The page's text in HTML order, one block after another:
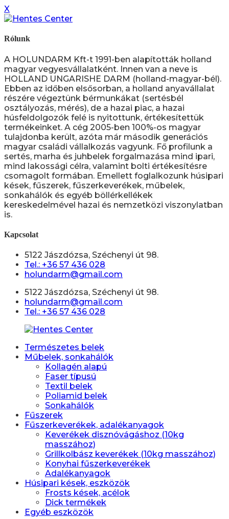
X
Rólunk
A HOLUNDARM Kft-t 1991-ben alapították holland
magyar vegyesvállalatként. Innen van a neve is
HOLLAND UNGARISHE DARM (holland-magyar-bél).
Ebben az időben elsősorban, a holland anyavállalat
részére végeztünk bérmunkákat (sertésbél
osztályozás, mérés), de a hazai piac, a hazai
húsfeldolgozók felé is nyitottunk, értékesítettük
termékeinket. A cég 2005-ben 100%-os magyar
tulajdonba került, azóta már második generációs
magyar családi vállalkozás vagyunk. Fő profilunk a
sertés, marha és juhbelek forgalmazása mind ipari,
mind lakossági célra, valamint bolti értékesítésre
csomagolt formában. Emellett foglalkozunk húsipari
kések, fűszerek, fűszerkeverékek, műbelek,
sonkahálók és egyéb böllérkellékek
kereskedelmével hazai és nemzetközi viszonylatban
is.
Kapcsolat
5122 Jászdózsa, Széchenyi út 98.
Tel.: +36 57 436 028
holundarm@gmail.com
5122 Jászdózsa, Széchenyi út 98.
holundarm@gmail.com
Tel.: +36 57 436 028
Természetes belek
Műbelek, sonkahálók
Kollagén alapú
Faser típusú
Textil belek
Poliamid belek
Sonkahálók
Fűszerek
Fűszerkeverékek, adalékanyagok
Keverékek disznóvágáshoz (10kg
masszához)
Grillkolbász keverékek (10kg masszához)
Konyhai fűszerkeverékek
Adalékanyagok
Húsipari kések, eszközök
Frosts kések, acélok
Dick termékek
Egyéb eszközök